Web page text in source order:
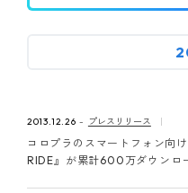
採用情報
ピンマーク
2013.12.26 プレスリリース
コロプラのスマートフォン向
RIDE』が累計600万ダウンロ